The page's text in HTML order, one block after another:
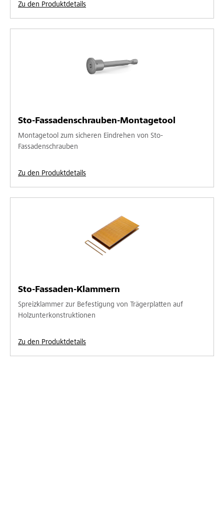
Zu den Produktdetails
Sto-Fassadenschrauben-Montagetool
Montagetool zum sicheren Eindrehen von Sto-
Fassadenschrauben
Zu den Produktdetails
Sto-Fassaden-Klammern
Spreizklammer zur Befestigung von Trägerplatten auf
Holzunterkonstruktionen
Zu den Produktdetails